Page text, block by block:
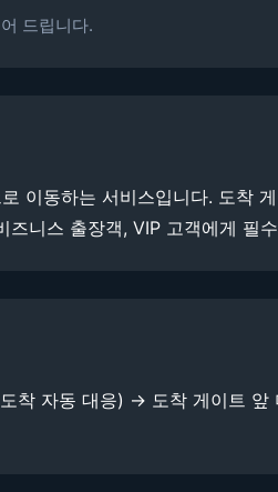
드립니다.
이동하는 서비스입니다. 도
니스 출장객, VIP 고객에게 필
착 자동 대응) → 도착 게이트